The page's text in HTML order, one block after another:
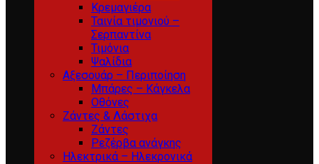
Κρεμαγιέρα
Ταινία τιμονιού –
Σερπαντίνα
Τιμόνια
Ψαλίδια
Αξεσουάρ – Περιποίηση
Μπάρες – Κάγκελα
Οθόνες
Ζάντες & Λάστιχα
Ζάντες
Ρεζέρβα ανάγκης
Ηλεκτρικά – Ηλεκρονικά